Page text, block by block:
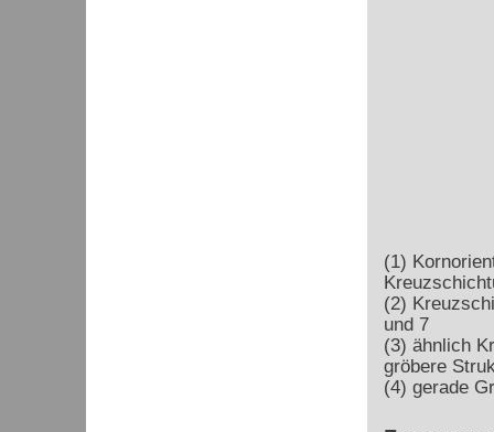
(1)
(2)
und 7
(3) ähnlich
gröbere
(4) gerade